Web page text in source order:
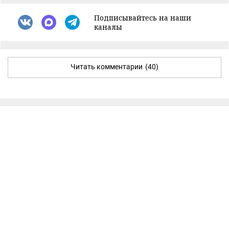
Подписывайтесь на наши
каналы
Читать комментарии (40)